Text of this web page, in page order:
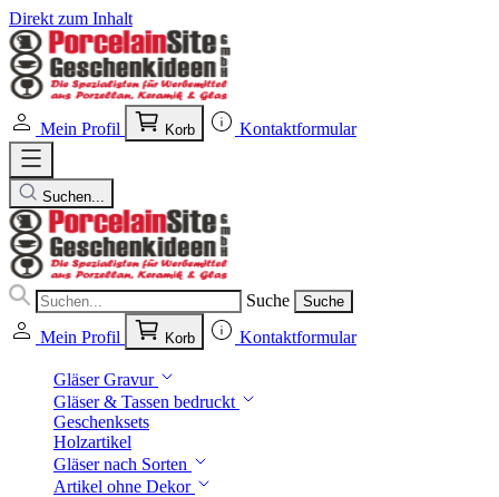
Direkt zum Inhalt
Mein Profil Korb Kontaktformular
Suchen...
Suche Suche
Mein Profil Korb Kontaktformular
Gläser Gravur
Gläser & Tassen bedruckt
Geschenksets
Holzartikel
Gläser nach Sorten
Artikel ohne Dekor